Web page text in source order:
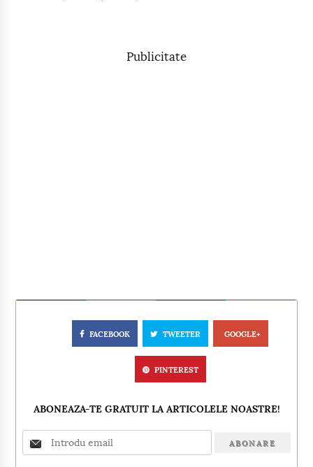
Publicitate
FACEBOOK TWEETER GOOGLE+
PINTEREST
ABONEAZA-TE GRATUIT LA ARTICOLELE NOASTRE!